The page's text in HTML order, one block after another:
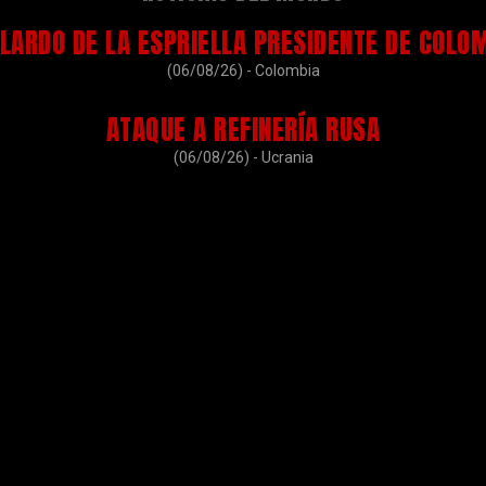
DE LA ESPRIELLA PRESIDENTE DE
(06/08/26) - Colombia
ATAQUE A REFINERÍA RUSA
(06/08/26) - Ucrania